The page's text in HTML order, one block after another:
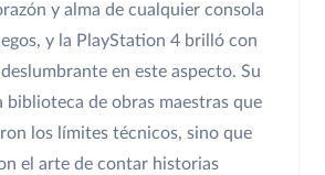
y alma de cualquier consola
y la PlayStation 4 brilló con
en este aspecto. Su
biblioteca de obras maestras que
los límites técnicos, sino que
el arte de contar historias